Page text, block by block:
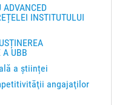
ADVANCED
INSTITUTULUI
A UBB
a științei
angajaţilor